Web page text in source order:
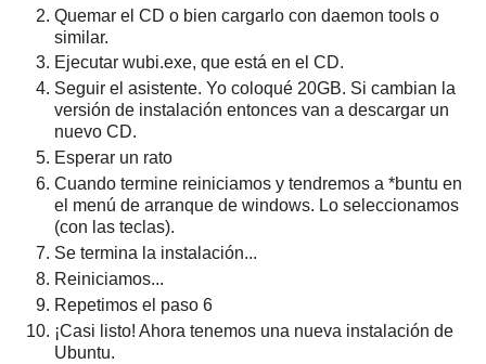
Quemar el CD o bien cargarlo con daemon tools o
similar.
Ejecutar wubi.exe, que está en el CD.
Seguir el asistente. Yo coloqué 20GB. Si cambian la
versión de instalación entonces van a descargar un
nuevo CD.
Esperar un rato
Cuando termine reiniciamos y tendremos a *buntu en
el menú de arranque de windows. Lo seleccionamos
(con las teclas).
Se termina la instalación...
Reiniciamos...
Repetimos el paso 6
¡Casi listo! Ahora tenemos una nueva instalación de
Ubuntu.